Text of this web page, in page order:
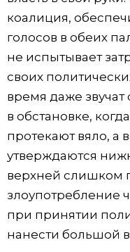
коалиция,
голосов в обеих
не испытывает
своих
время даже звучат
в обстановке,
протекают вяло, а
утверждаются
верхней слишком
злоупотребление
при принятии
нанести большой